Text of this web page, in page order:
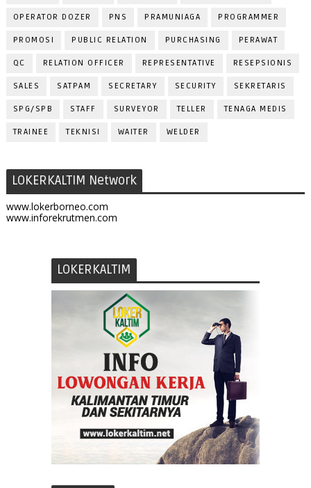
OPERATOR DOZER PNS PRAMUNIAGA PROGRAMMER
PROMOSI PUBLIC RELATION PURCHASING PERAWAT
QC RELATION OFFICER REPRESENTATIVE RESEPSIONIS
SALES SATPAM SECRETARY SECURITY SEKRETARIS
SPG/SPB STAFF SURVEYOR TELLER TENAGA MEDIS
TRAINEE TEKNISI WAITER WELDER
LOKERKALTIM Network
www.lokerborneo.com
www.inforekrutmen.com
LOKERKALTIM